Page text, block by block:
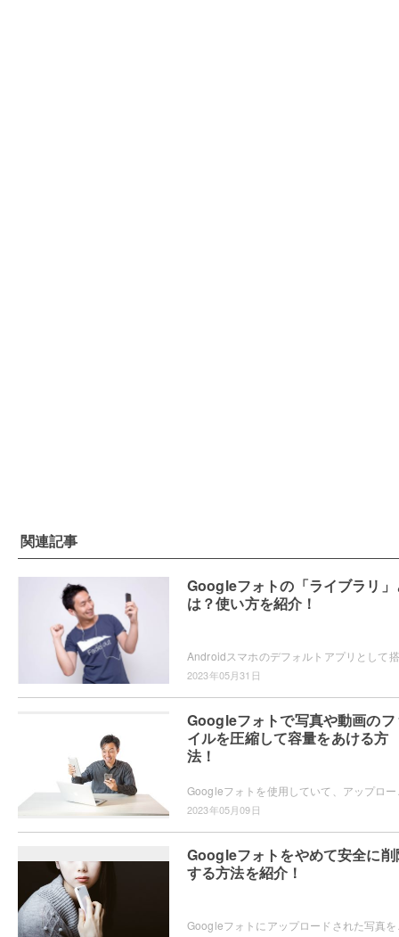
関連記事
Googleフォトの「ライブラリ」
は？使い方を紹介！
2023年05月31日
Googleフォトで写真や動画のフ
イルを圧縮して容量をあける方
法！
2023年05月09日
Googleフォトをやめて安全に削
する方法を紹介！